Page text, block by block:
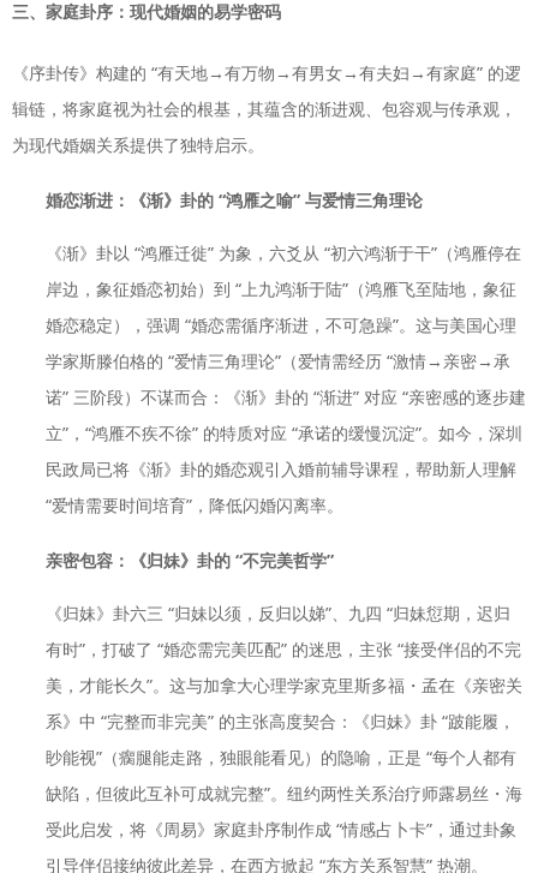
三、家庭卦序：现代婚姻的易学密码
《序卦传》构建的 “有天地→有万物→有男女→有夫妇→有家庭” 的逻
辑链，将家庭视为社会的根基，其蕴含的渐进观、包容观与传承观，
为现代婚姻关系提供了独特启示。
婚恋渐进：《渐》卦的 “鸿雁之喻” 与爱情三角理论
《渐》卦以 “鸿雁迁徙” 为象，六爻从 “初六鸿渐于干”（鸿雁停在
岸边，象征婚恋初始）到 “上九鸿渐于陆”（鸿雁飞至陆地，象征
婚恋稳定），强调 “婚恋需循序渐进，不可急躁”。这与美国心理
学家斯滕伯格的 “爱情三角理论”（爱情需经历 “激情→亲密→承
诺” 三阶段）不谋而合：《渐》卦的 “渐进” 对应 “亲密感的逐步建
立”，“鸿雁不疾不徐” 的特质对应 “承诺的缓慢沉淀”。如今，深圳
民政局已将《渐》卦的婚恋观引入婚前辅导课程，帮助新人理解
“爱情需要时间培育”，降低闪婚闪离率。
亲密包容：《归妹》卦的 “不完美哲学”
《归妹》卦六三 “归妹以须，反归以娣”、九四 “归妹愆期，迟归
有时”，打破了 “婚恋需完美匹配” 的迷思，主张 “接受伴侣的不完
美，才能长久”。这与加拿大心理学家克里斯多福・孟在《亲密关
系》中 “完整而非完美” 的主张高度契合：《归妹》卦 “跛能履，
眇能视”（瘸腿能走路，独眼能看见）的隐喻，正是 “每个人都有
缺陷，但彼此互补可成就完整”。纽约两性关系治疗师露易丝・海
受此启发，将《周易》家庭卦序制作成 “情感占卜卡”，通过卦象
引导伴侣接纳彼此差异，在西方掀起 “东方关系智慧” 热潮。